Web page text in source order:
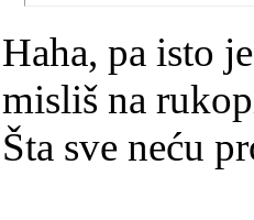
Haha, pa isto
misliš na
Šta sve neću